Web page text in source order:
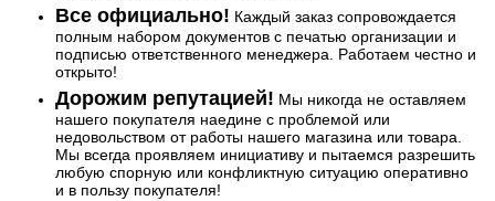
Все официально! Каждый заказ сопровождается
полным набором документов с печатью организации и
подписью ответственного менеджера. Работаем честно и
открыто!
Дорожим репутацией! Мы никогда не оставляем
нашего покупателя наедине с проблемой или
недовольством от работы нашего магазина или товара.
Мы всегда проявляем инициативу и пытаемся разрешить
любую спорную или конфликтную ситуацию оперативно
и в пользу покупателя!